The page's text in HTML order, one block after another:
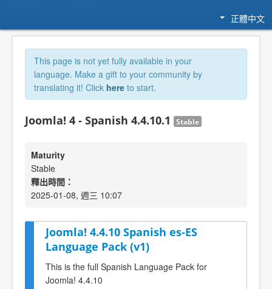
正體中文
This page is not yet fully available in your
language. Make a gift to your community by
translating it! Click here to start.
Joomla! 4 - Spanish 4.4.10.1 Stable
Maturity
Stable
釋出時間：
2025-01-08, 週三 10:07
Joomla! 4.4.10 Spanish es-ES
Language Pack (v1)
This is the full Spanish Language Pack for
Joomla! 4.4.10